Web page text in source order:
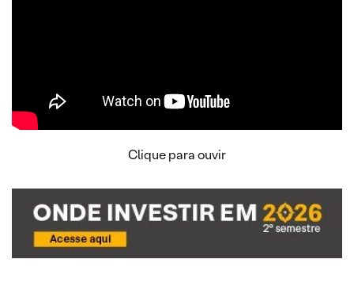
Clique para ouvir